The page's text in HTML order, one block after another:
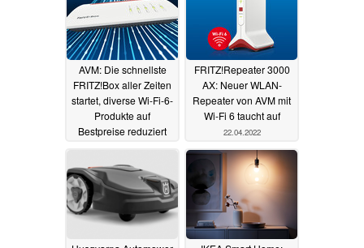
AVM: Die schnellste
FRITZ!Box aller Zeiten
startet, diverse Wi-Fi-6-
Produkte auf
Bestpreise reduziert
03.05.2022
FRITZ!Repeater 3000
AX: Neuer WLAN-
Repeater von AVM mit
Wi-Fi 6 taucht auf
22.04.2022